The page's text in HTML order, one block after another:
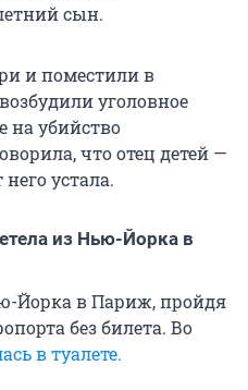
сын.
и поместили в
уголовное
на убийство
что отец детей —
устала.
из Нью-Йорка в
Йорка в Париж, пройдя
без билета. Во
в туалете.